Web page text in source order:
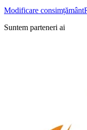
Modificare consimțământ
Suntem parteneri ai